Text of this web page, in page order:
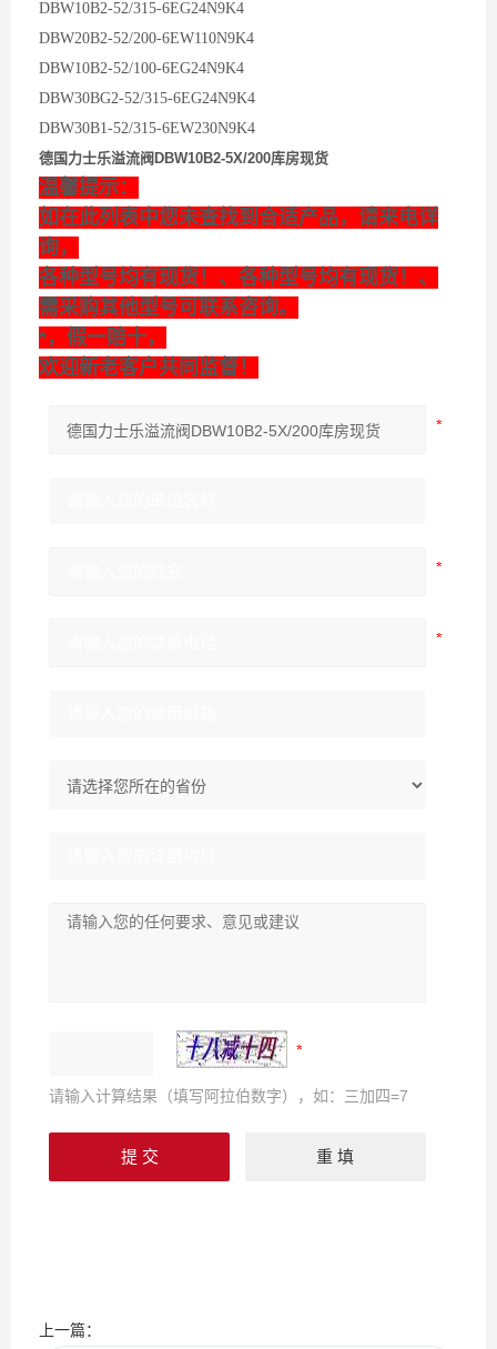
DBW10B2-52/315-6EG24N9K4
DBW20B2-52/200-6EW110N9K4
DBW10B2-52/100-6EG24N9K4
DBW30BG2-52/315-6EG24N9K4
DBW30B1-52/315-6EW230N9K4
德国力士乐溢流阀DBW10B2-5X/200库房现货
温馨提示：
如在此列表中您未查找到合适产品，请来电详
询，
各种型号均有现货！、各种型号均有现货！、
需采购其他型号可联系咨询。
*，假一赔十，
欢迎新老客户共同监督！
请输入计算结果（填写阿拉伯数字），如：三加四=7
上一篇：